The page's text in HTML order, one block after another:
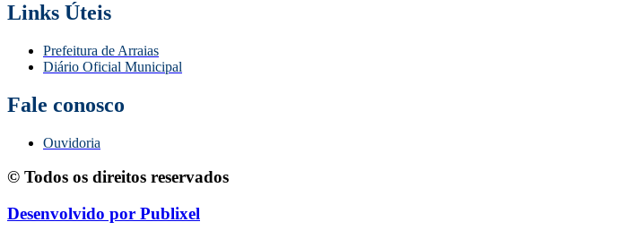
Links Úteis
Prefeitura de Arraias
Diário Oficial Municipal
Fale conosco
Ouvidoria
© Todos os direitos reservados
Desenvolvido por Publixel